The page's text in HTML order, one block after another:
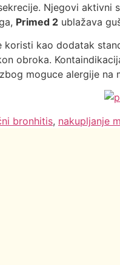
Njegovi
Primed 2 ublažava
koristi kao dodatak
obroka.
moguce alergije na
bronhitis, nakupljanje